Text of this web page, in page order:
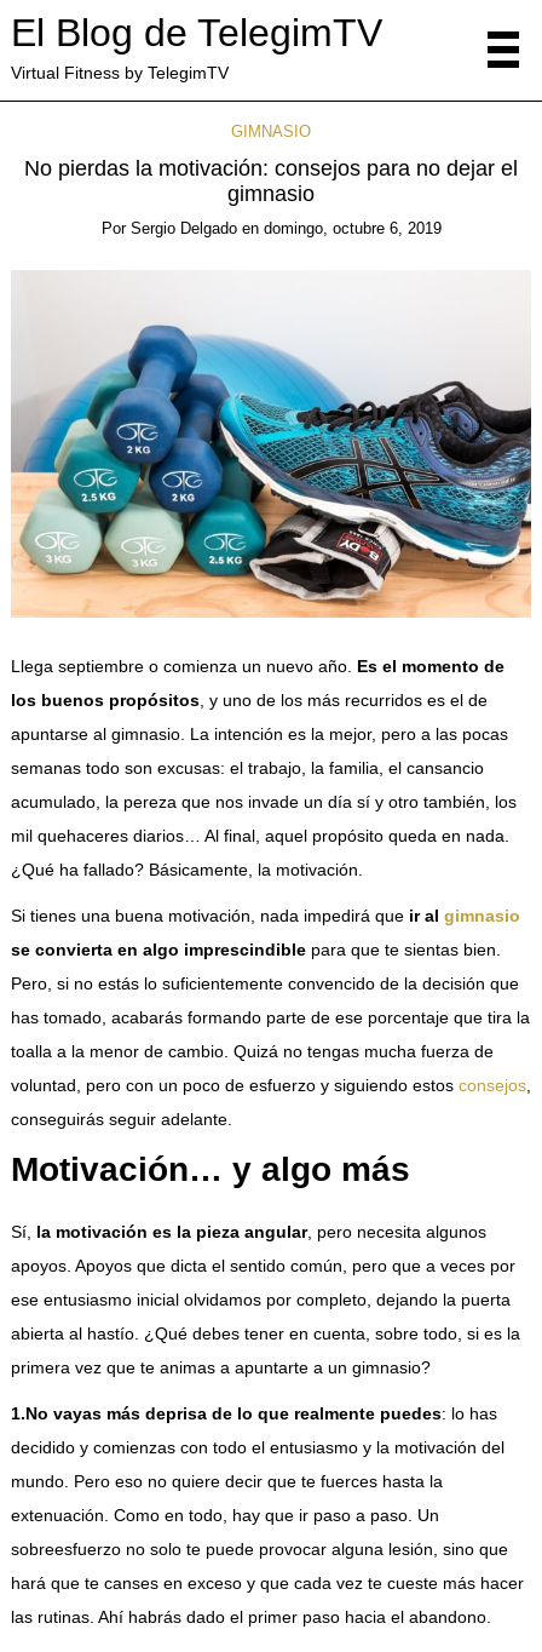
El Blog de TelegimTV
Virtual Fitness by TelegimTV
GIMNASIO
No pierdas la motivación: consejos para no dejar el
gimnasio
Por Sergio Delgado en domingo, octubre 6, 2019
Llega septiembre o comienza un nuevo año. Es el momento de
los buenos propósitos, y uno de los más recurridos es el de
apuntarse al gimnasio. La intención es la mejor, pero a las pocas
semanas todo son excusas: el trabajo, la familia, el cansancio
acumulado, la pereza que nos invade un día sí y otro también, los
mil quehaceres diarios… Al final, aquel propósito queda en nada.
¿Qué ha fallado? Básicamente, la motivación.
Si tienes una buena motivación, nada impedirá que ir al gimnasio
se convierta en algo imprescindiblepara que te sientas bien.
Pero, si no estás lo suficientemente convencido de la decisión que
has tomado, acabarás formando parte de ese porcentaje que tira la
toalla a la menor de cambio. Quizá no tengas mucha fuerza de
voluntad, pero con un poco de esfuerzo y siguiendo estos consejos,
conseguirás seguir adelante.
Motivación… y algo más
Sí, la motivación es la pieza angular, pero necesita algunos
apoyos. Apoyos que dicta el sentido común, pero que a veces por
ese entusiasmo inicial olvidamos por completo, dejando la puerta
abierta al hastío. ¿Qué debes tener en cuenta, sobre todo, si es la
primera vez que te animas a apuntarte a un gimnasio?
1.No vayas más deprisa de lo que realmente puedes: lo has
decidido y comienzas con todo el entusiasmo y la motivación del
mundo. Pero eso no quiere decir que te fuerces hasta la
extenuación. Como en todo, hay que ir paso a paso. Un
sobreesfuerzo no solo te puede provocar alguna lesión, sino que
hará que te canses en exceso y que cada vez te cueste más hacer
las rutinas. Ahí habrás dado el primer paso hacia el abandono.